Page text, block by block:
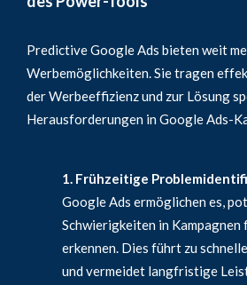
Predictive Google Ads bieten weit
Werbemöglichkeiten. Sie tragen
der Werbeeffizienz und zur Lösung
Herausforderungen in Google Ads-
1. Frühzeitige
Google Ads ermöglichen es,
Schwierigkeiten in Kampagnen
erkennen. Dies führt zu
und vermeidet langfristige